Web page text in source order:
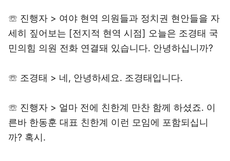
☏ 진행자 > 여야 현역 의원들과 정치권 현안들을 자
세히 짚어보는 [전지적 현역 시점] 오늘은 조경태 국
민의힘 의원 전화 연결돼 있습니다. 안녕하십니까?
☏ 조경태 > 네, 안녕하세요. 조경태입니다.
☏ 진행자 > 얼마 전에 친한계 만찬 함께 하셨죠. 이
른바 한동훈 대표 친한계 이런 모임에 포함되십니
까? 혹시.